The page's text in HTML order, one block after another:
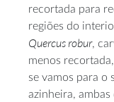
recortada para
regiões do
Quercus robur,
menos
se vamos para o
azinheira,